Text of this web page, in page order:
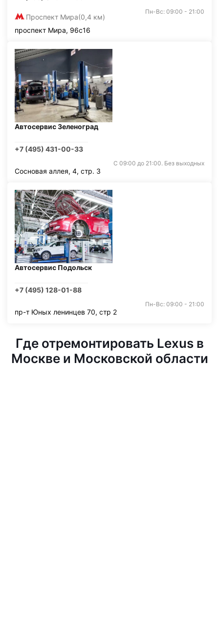
Проспект Мира(0,4 км)
Пн-Вс: 09:00 - 21:00
проспект Мира, 96с16
Автосервис Зеленоград
+7 (495) 431-00-33
С 09:00 до 21:00. Без выходных
Сосновая аллея, 4, стр. 3
Автосервис Подольск
+7 (495) 128-01-88
Пн-Вс: 09:00 - 21:00
пр-т Юных ленинцев 70, стр 2
Где отремонтировать Lexus в
Москве и Московской области